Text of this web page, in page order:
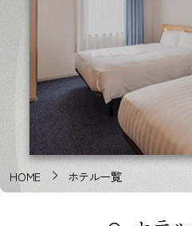
HOME ホテル一覧